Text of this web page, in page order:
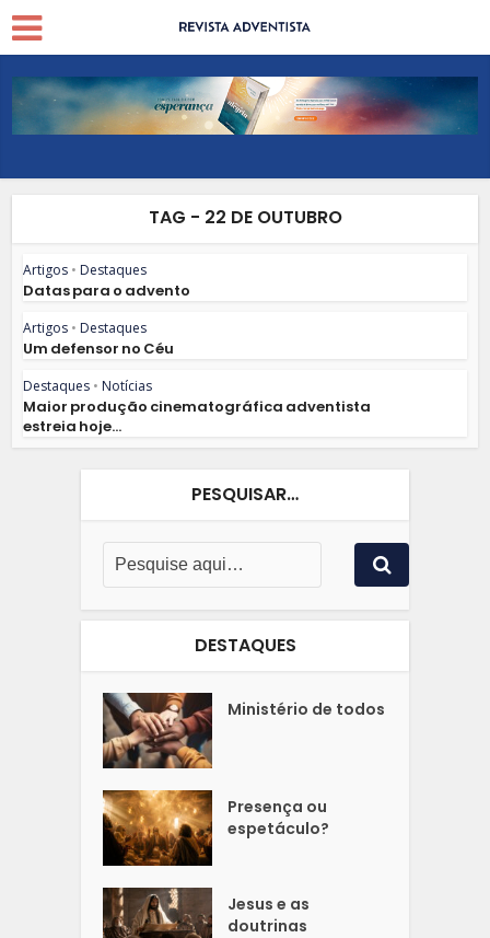
TAG - 22 DE OUTUBRO
Artigos • Destaques
Datas para o advento
Artigos • Destaques
Um defensor no Céu
Destaques • Notícias
Maior produção cinematográfica adventista
estreia hoje...
PESQUISAR…
DESTAQUES
Ministério de todos
Presença ou
espetáculo?
Jesus e as
doutrinas